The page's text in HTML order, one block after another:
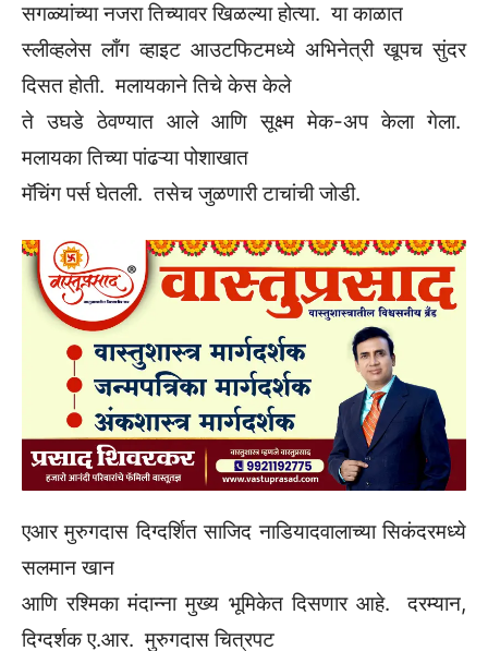
सगळ्यांच्या नजरा तिच्यावर खिळल्या होत्या. या काळात
स्लीव्हलेस लाँग व्हाइट आउटफिटमध्ये अभिनेत्री खूपच सुंदर
दिसत होती. मलायकाने तिचे केस केले
ते उघडे ठेवण्यात आले आणि सूक्ष्म मेक-अप केला गेला.
मलायका तिच्या पांढऱ्या पोशाखात
मॅचिंग पर्स घेतली. तसेच जुळणारी टाचांची जोडी.
एआर मुरुगदास दिग्दर्शित साजिद नाडियादवालाच्या सिकंदरमध्ये
सलमान खान
आणि रश्मिका मंदान्ना मुख्य भूमिकेत दिसणार आहे. दरम्यान,
दिग्दर्शक ए.आर. मुरुगदास चित्रपट